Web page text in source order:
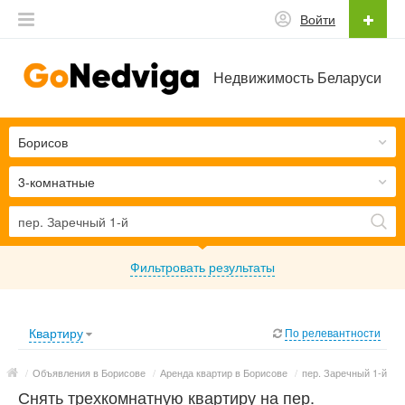
Недвижимость Беларуси
Войти
3-комнатные
Борисов
Фильтровать результаты
Квартиру По релевантности
/ Объявления в Борисове / Аренда квартир в Борисове / пер. Заречный 1-й
Снять трехкомнатную квартиру на пер.